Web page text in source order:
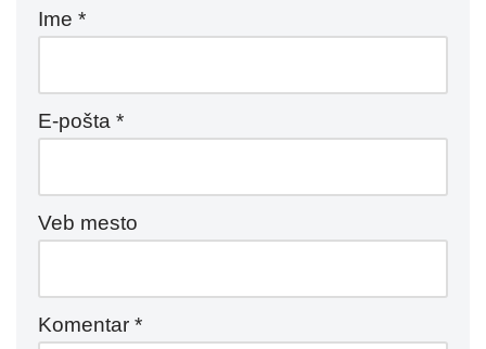
Ime *
E-pošta *
Veb mesto
Komentar *